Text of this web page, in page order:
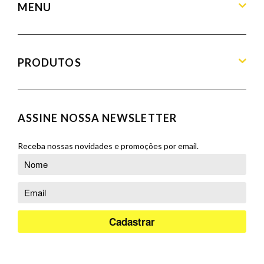
MENU
Home
Blog
Orçamento
PRODUTOS
Aparadores
Cadeiras
Complementos
Poltronas
Puffs
ASSINE NOSSA NEWSLETTER
Receba nossas novidades e promoções por email.